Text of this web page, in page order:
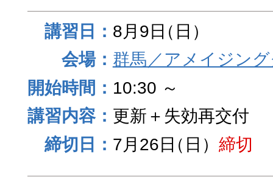
8月9日（日）
群馬／アメイジン
10:30 ～
更新＋失効再交付
7月26日（日） 締切